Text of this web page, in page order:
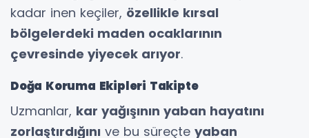
kadar inen keçiler, özellikle kırsal
bölgelerdeki maden ocaklarının
çevresinde yiyecek arıyor.
Doğa Koruma Ekipleri Takipte
Uzmanlar, kar yağışının yaban hayatını
zorlaştırdığını ve bu süreçte yaban